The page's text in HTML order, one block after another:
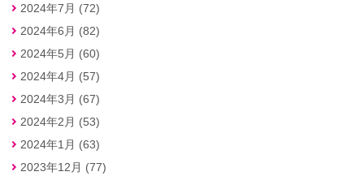
2024年7月 (72)
2024年6月 (82)
2024年5月 (60)
2024年4月 (57)
2024年3月 (67)
2024年2月 (53)
2024年1月 (63)
2023年12月 (77)